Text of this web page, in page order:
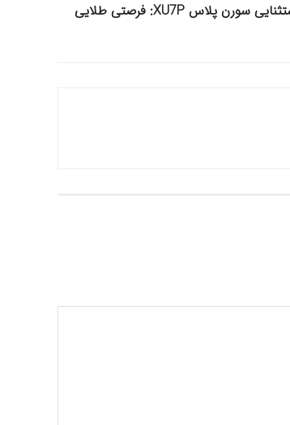
تخفیف استثنایی سورن پلاس XU7P: فرصتی طلایی